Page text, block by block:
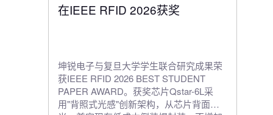
在IEEE RFID 2026获奖
坤锐电子与复旦大学学生联合研究成果荣
获IEEE RFID 2026 BEST STUDENT
PAPER AWARD。获奖芯片Qstar-6L采
用"背照式光感"创新架构，从芯片背面进